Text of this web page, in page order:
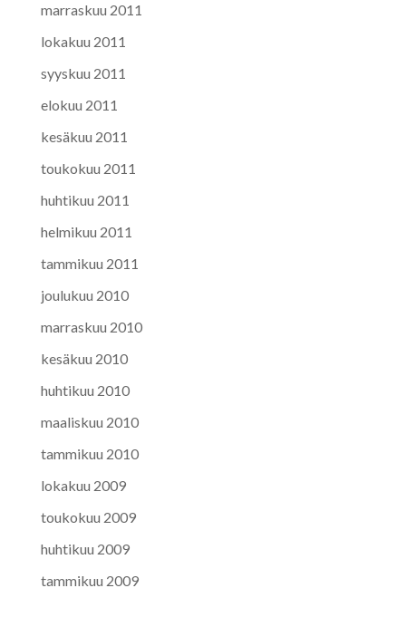
marraskuu 2011
lokakuu 2011
syyskuu 2011
elokuu 2011
kesäkuu 2011
toukokuu 2011
huhtikuu 2011
helmikuu 2011
tammikuu 2011
joulukuu 2010
marraskuu 2010
kesäkuu 2010
huhtikuu 2010
maaliskuu 2010
tammikuu 2010
lokakuu 2009
toukokuu 2009
huhtikuu 2009
tammikuu 2009